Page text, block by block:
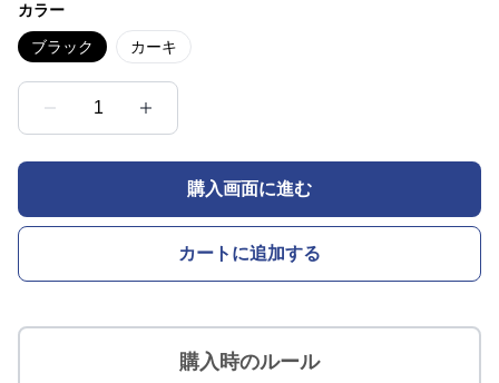
カラー
ブラック カーキ
1
購入画面に進む
カートに追加する
購入時のルール